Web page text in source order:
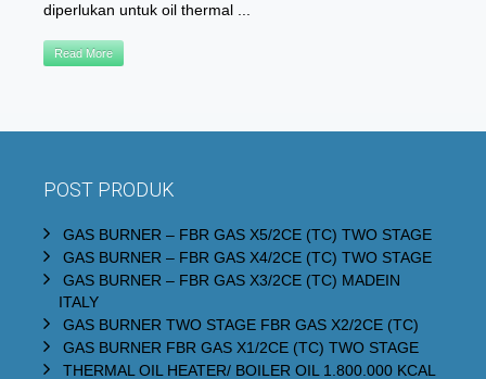
diperlukan untuk oil thermal ...
Read More
POST PRODUK
GAS BURNER – FBR GAS X5/2CE (TC) TWO STAGE
GAS BURNER – FBR GAS X4/2CE (TC) TWO STAGE
GAS BURNER – FBR GAS X3/2CE (TC) MADEIN
ITALY
GAS BURNER TWO STAGE FBR GAS X2/2CE (TC)
GAS BURNER FBR GAS X1/2CE (TC) TWO STAGE
THERMAL OIL HEATER/ BOILER OIL 1.800.000 KCAL